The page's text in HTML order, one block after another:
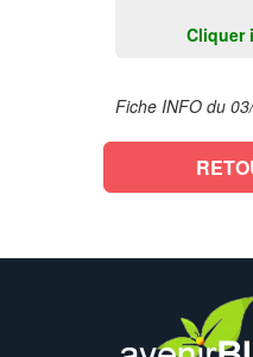
Cliquer
Fiche INFO du